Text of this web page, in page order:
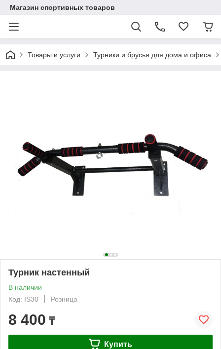
Магазин спортивных товаров
Товары и услуги Турники и брусья для дома и офиса
Турник настенный
В наличии
Код: IS30
Розница
8 400 ₸
Купить